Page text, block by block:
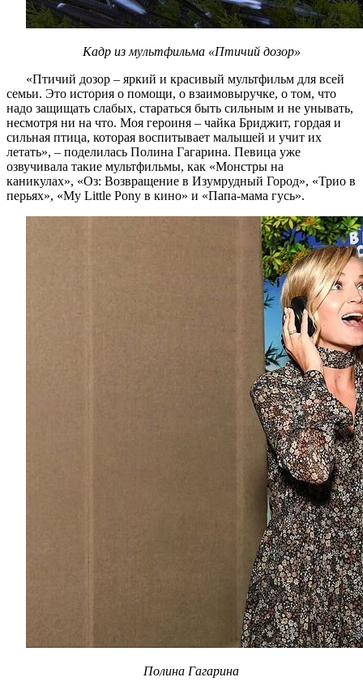
Кадр из мультфильма «Птичий дозор»
«Птичий дозор – яркий и красивый мультфильм для всей
семьи. Это история о помощи, о взаимовыручке, о том, что
надо защищать слабых, стараться быть сильным и не унывать,
несмотря ни на что. Моя героиня – чайка Бриджит, гордая и
сильная птица, которая воспитывает малышей и учит их
летать», – поделилась Полина Гагарина. Певица уже
озвучивала такие мультфильмы, как «Монстры на
каникулах», «Оз: Возвращение в Изумрудный Город», «Трио в
перьях», «My Little Pony в кино» и «Папа-мама гусь».
Полина Гагарина